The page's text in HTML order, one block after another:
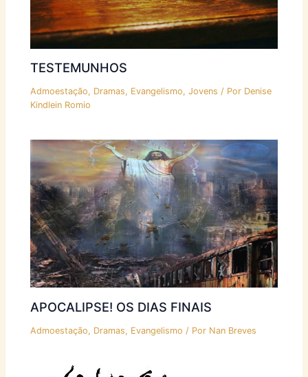
TESTEMUNHOS
Admoestação, Dramas, Evangelismo,Jovens / Por Denise
Kindlein Romio
APOCALIPSE! OS DIAS FINAIS
Admoestação, Dramas, Evangelismo / Por Nan Breves